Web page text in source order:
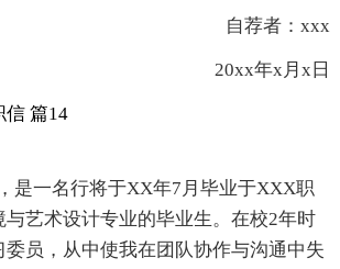
自荐者：xxx
20xx年x月x日
篇14
是一名行将于XX年7月毕业于XXX职
与艺术设计专业的毕业生。在校2年时
员，从中使我在团队协作与沟通中失